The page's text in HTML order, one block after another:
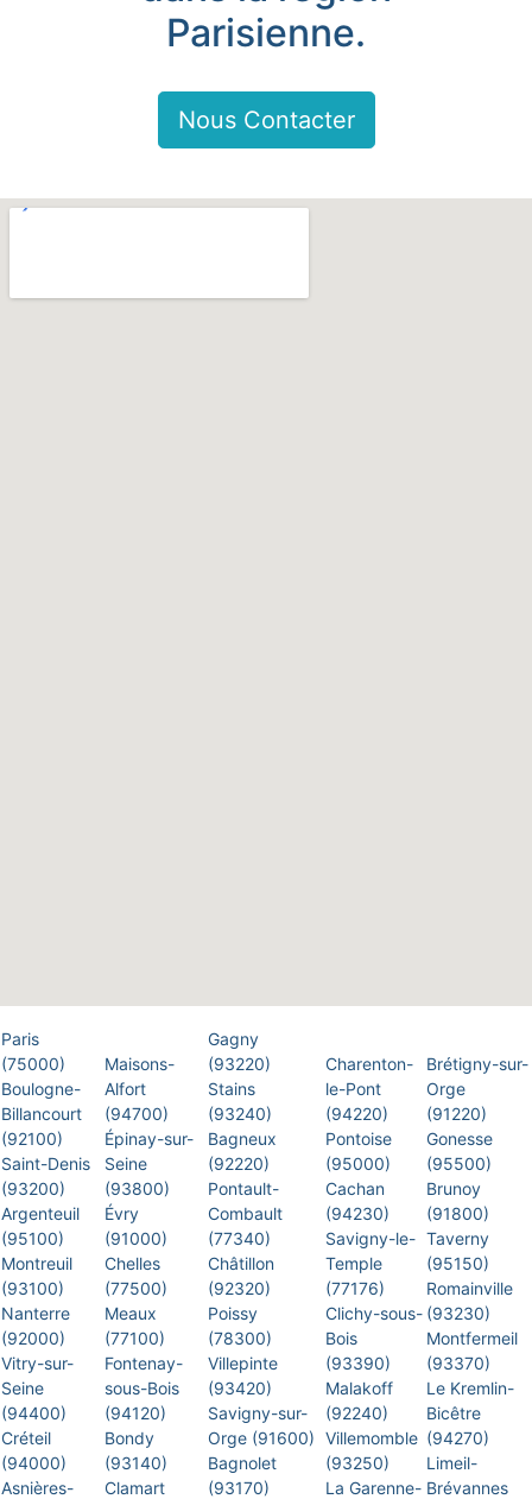
Parisienne.
Nous Contacter
Paris
(75000)
Boulogne-
Billancourt
(92100)
Saint-Denis
(93200)
Argenteuil
(95100)
Montreuil
(93100)
Nanterre
(92000)
Vitry-sur-
Seine
(94400)
Créteil
(94000)
Asnières-
Maisons-
Alfort
(94700)
Épinay-sur-
Seine
(93800)
Évry
(91000)
Chelles
(77500)
Meaux
(77100)
Fontenay-
sous-Bois
(94120)
Bondy
(93140)
Clamart
Gagny
(93220)
Stains
(93240)
Bagneux
(92220)
Pontault-
Combault
(77340)
Châtillon
(92320)
Poissy
(78300)
Villepinte
(93420)
Savigny-sur-
Orge (91600)
Bagnolet
(93170)
Charenton-
le-Pont
(94220)
Pontoise
(95000)
Cachan
(94230)
Savigny-le-
Temple
(77176)
Clichy-sous-
Bois
(93390)
Malakoff
(92240)
Villemomble
(93250)
La Garenne-
Brétigny-sur-
Orge
(91220)
Gonesse
(95500)
Brunoy
(91800)
Taverny
(95150)
Romainville
(93230)
Montfermeil
(93370)
Le Kremlin-
Bicêtre
(94270)
Limeil-
Brévannes